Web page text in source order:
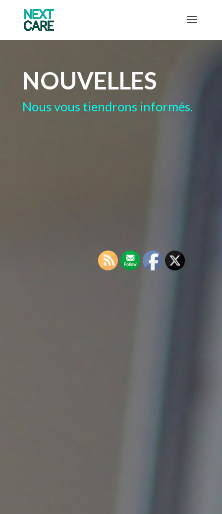
NOUVELLES
Nous vous tiendrons informés.